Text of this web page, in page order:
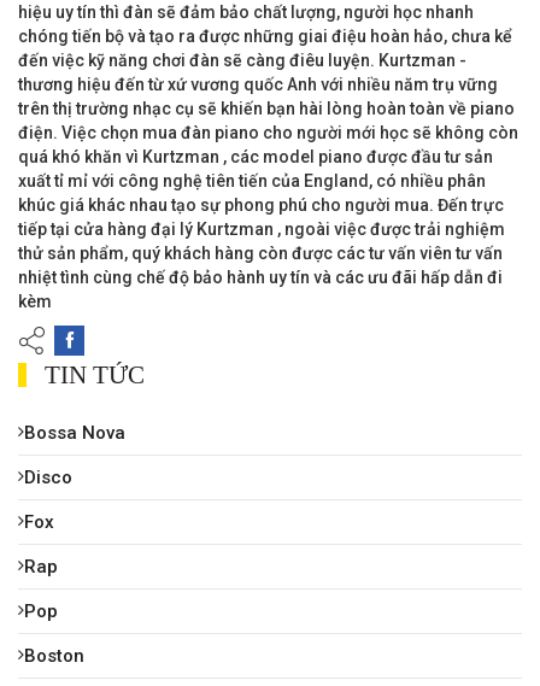
hiệu uy tín thì đàn sẽ đảm bảo chất lượng, người học nhanh
chóng tiến bộ và tạo ra được những giai điệu hoàn hảo, chưa kể
đến việc kỹ năng chơi đàn sẽ càng điêu luyện. Kurtzman -
thương hiệu đến từ xứ vương quốc Anh với nhiều năm trụ vững
trên thị trường nhạc cụ sẽ khiến bạn hài lòng hoàn toàn về piano
điện. Việc chọn mua đàn piano cho người mới học sẽ không còn
quá khó khăn vì Kurtzman , các model piano được đầu tư sản
xuất tỉ mỉ với công nghệ tiên tiến của England, có nhiều phân
khúc giá khác nhau tạo sự phong phú cho người mua. Đến trực
tiếp tại cửa hàng đại lý Kurtzman , ngoài việc được trải nghiệm
thử sản phẩm, quý khách hàng còn được các tư vấn viên tư vấn
nhiệt tình cùng chế độ bảo hành uy tín và các ưu đãi hấp dẫn đi
kèm
TIN TỨC
Bossa Nova
Disco
Fox
Rap
Pop
Boston